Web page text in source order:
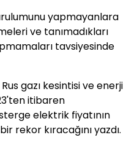
yapmayanlara
ve tanımadıkları
tavsiyesinde
gazı kesintisi ve enerji
itibaren
elektrik fiyatının
rekor kıracağını yazdı.